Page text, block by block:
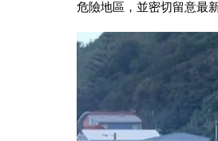
危險地區，並密切留意最